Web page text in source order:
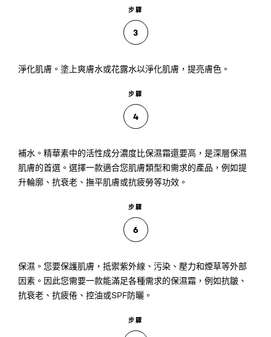
步驟
3
淨化肌膚。塗上爽膚水或花露水以淨化肌膚，提亮膚色。
步驟
4
補水。精華素中的活性成分濃度比保濕霜還要高，是深層保濕
肌膚的首選。選擇一款適合您肌膚類型和需求的產品，例如提
升輪廓、抗衰老、撫平肌膚或抗疲勞等功效。
步驟
6
保濕。您要保護肌膚，抵禦紫外線、污染、壓力和煙草等外部
因素。因此您需要一款能滿足各種需求的保濕霜，例如抗皺、
抗衰老、抗疲倦、控油或SPF防曬。
步驟